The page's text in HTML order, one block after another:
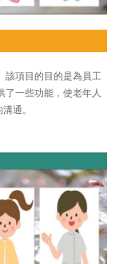
該項目的目的是為員工
了一些功能，使老年人
通。